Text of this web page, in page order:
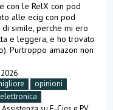
con le RelX con pod
alle ecig con pod
simile, perche mi ero
e leggera, e ho trovato
Purtroppo amazon non
opinioni
elettronica